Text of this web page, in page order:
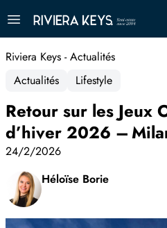
Riviera Keys - Actualités
Actualités
Lifestyle
Retour sur les Jeux
d’hiver 2026 –
24/2/2026
Héloïse Borie